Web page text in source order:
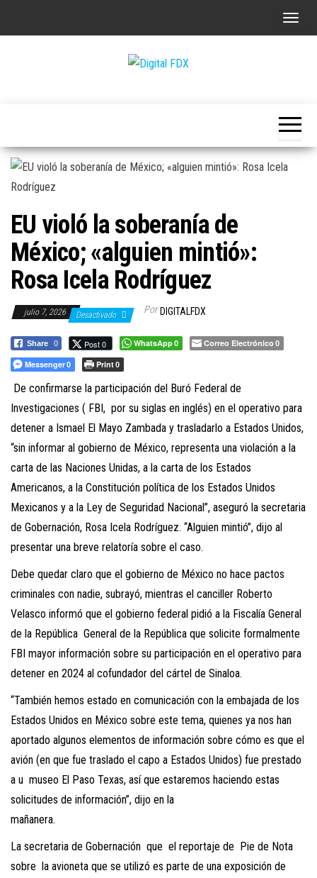
A
n
a
EU violó la soberanía de
México; «alguien mintió»:
Rosa Icela Rodríguez
julio 7, 2026 Desactivado Por DIGITALFDX
Share 0 Post 0 WhatsApp0 Correo Electrónico 0
Messenger0 Print0
De confirmarse la participación del Buró Federal de
Investigaciones ( FBI, por su siglas en inglés) en el operativo para
detener a Ismael El Mayo Zambada y trasladarlo a Estados Unidos,
“sin informar al gobierno de México, representa una violación a la
carta de las Naciones Unidas, a la carta de los Estados
Americanos, a la Constitución política de los Estados Unidos
Mexicanos y a la Ley de Seguridad Nacional”, aseguró la secretaria
de Gobernación, Rosa Icela Rodríguez. “Alguien mintió”, dijo al
presentar una breve relatoría sobre el caso.
Debe quedar claro que el gobierno de México no hace pactos
criminales con nadie, subrayó, mientras el canciller Roberto
Velasco informó que el gobierno federal pidió a la Fiscalía General
de la República General de la República que solicite formalmente
FBI mayor información sobre su participación en el operativo para
detener en 2024 al cofundador del cártel de Sinaloa.
“También hemos estado en comunicación con la embajada de los
Estados Unidos en México sobre este tema, quienes ya nos han
aportado algunos elementos de información sobre cómo es que el
avión (en que fue traslado el capo a Estados Unidos) fue prestado
a u museo El Paso Texas, así que estaremos haciendo estas
solicitudes de información”, dijo en la
mañanera.
La secretaria de Gobernación que el reportaje de Pie de Nota
sobre la avioneta que se utilizó es parte de una exposición de